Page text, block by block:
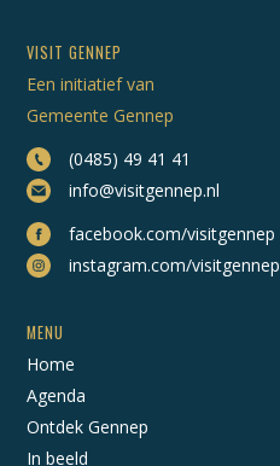
VISIT GENNEP
Een initiatief van
Gemeente Gennep
(0485) 49 41 41
info@visitgennep.nl
facebook.com/visitgennep
instagram.com/visitgennep
MENU
Home
Agenda
Ontdek Gennep
In beeld